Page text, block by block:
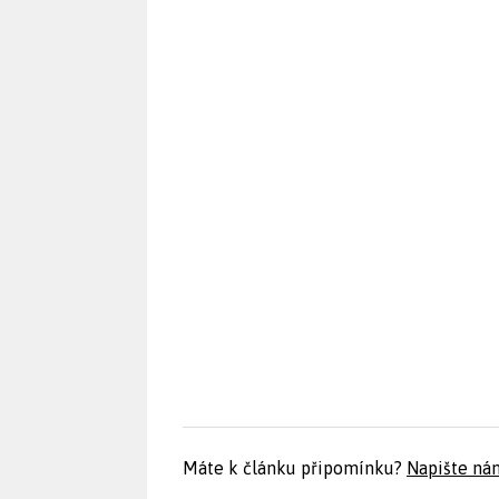
Máte k článku připomínku? Napište